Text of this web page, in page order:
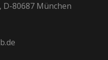
80687 München